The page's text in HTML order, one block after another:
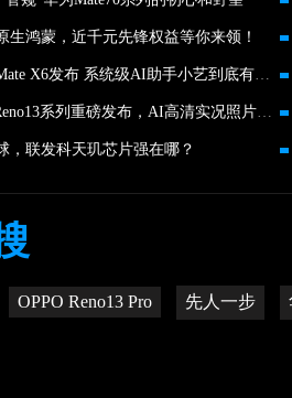
生鸿蒙，近千元先锋权益等你来领！
华为Mate70系列与Mate X6发布 系统级AI助手小艺到底有多好用？
2699元起！OPPO Reno13系列重磅发布，AI高清实况照片玩法强大
，联发科天玑芯片强在哪？
OPPO Reno13 Pro 先人一步